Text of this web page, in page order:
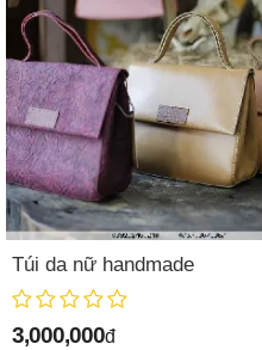
Túi da nữ handmade
3,000,000đ